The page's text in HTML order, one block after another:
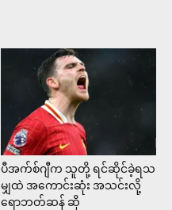
ပီအက်စ်ဂျီက သူတို့ ရင်ဆိုင်ခဲ့ရသ
မျှထဲ အကောင်းဆုံး အသင်းလို့
ရောဘတ်ဆန် ဆို